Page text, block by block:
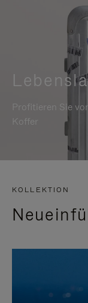
Profitieren Sie
Koffer
KOLLEKTION